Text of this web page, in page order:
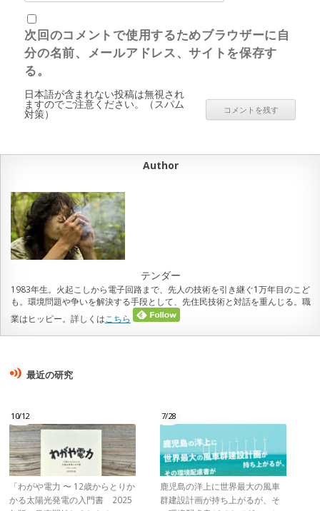
次回のコメントで使用するためブラウザーに自
分の名前、メールアドレス、サイトを保存す
る。
日本語が含まれない投稿は無視され
ますのでご注意ください。（スパム
対策）
Author
テンダー
1983年生。火起こしから電子回路まで、先人の技術を引き継ぐ1万年目のこど
も。環境問題や争いを解決する手段として、先住民技術と対話を重んじる。職
業はヒッピー。詳しくはこちら
最近の研究
10/12
「わがや電力 〜 12歳からとりか
かる太陽光発電の入門書 2025
7/28
鹿児島の洋上に世界最大の風車
群建設計画が持ち上がるが、そ